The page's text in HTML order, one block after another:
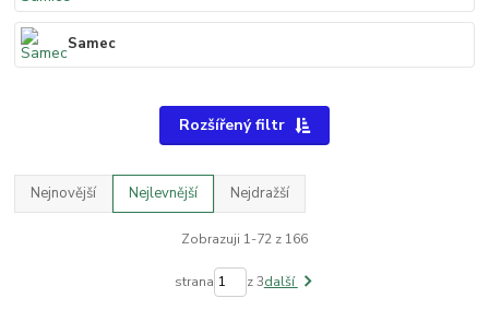
Samec
Rozšířený filtr
Nejnovější Nejlevnější Nejdražší
Zobrazuji 1-72 z 166
strana z 3další